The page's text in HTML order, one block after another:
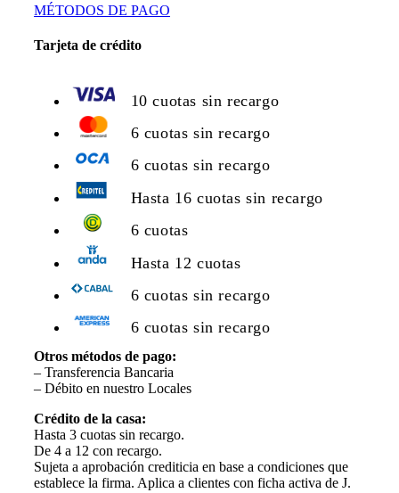
MÉTODOS DE PAGO
Tarjeta de crédito
10 cuotas sin recargo
6 cuotas sin recargo
6 cuotas sin recargo
Hasta 16 cuotas sin recargo
6 cuotas
Hasta 12 cuotas
6 cuotas sin recargo
6 cuotas sin recargo
Otros métodos de pago:
– Transferencia Bancaria
– Débito en nuestro Locales
Crédito de la casa:
Hasta 3 cuotas sin recargo.
De 4 a 12 con recargo.
Sujeta a aprobación crediticia en base a condiciones que
establece la firma. Aplica a clientes con ficha activa de J.